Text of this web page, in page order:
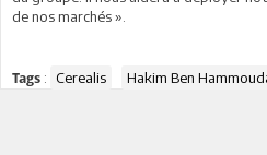
de nos marchés ».
Tags : Cerealis Hakim Ben